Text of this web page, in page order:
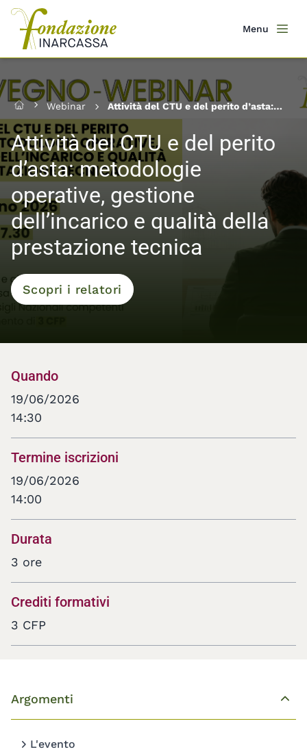
Salta
contenuto
principale
Menu
Home Webinar
Attività del CTU e del perito d’asta:
metodologie operative, gestione
dell’incarico e qualità della
prestazione tecnica
Attività del CTU e del perito
d’asta: metodologie
operative, gestione
dell’incarico e qualità della
prestazione tecnica
Scopri i relatori
Quando
19/06/2026
14:30
Termine iscrizioni
19/06/2026
14:00
Durata
3 ore
Crediti formativi
3 CFP
Argomenti
L'evento